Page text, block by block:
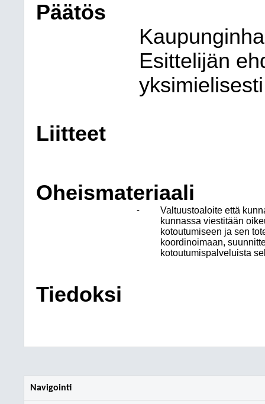
Päätös
Esittelijän
Liitteet
Oheismateriaali
-
Valtuustoaloite että
kunnassa viestitään
kotoutumiseen ja sen
koordinoimaan,
kotoutumispalveluista
Tiedoksi
Navigointi